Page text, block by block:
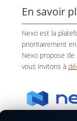
En savoir
Nexo est la
prioritairement
Nexo propose de
vous invitons à